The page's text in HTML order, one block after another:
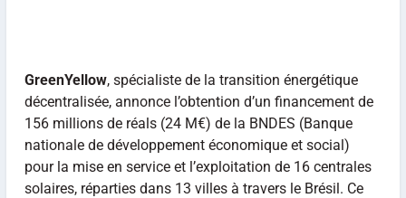
GreenYellow, spécialiste de la transition énergétique
décentralisée, annonce l’obtention d’un financement de
156 millions de réals (24 M€) de la BNDES (Banque
nationale de développement économique et social)
pour la mise en service et l’exploitation de 16 centrales
solaires, réparties dans 13 villes à travers le Brésil. Ce